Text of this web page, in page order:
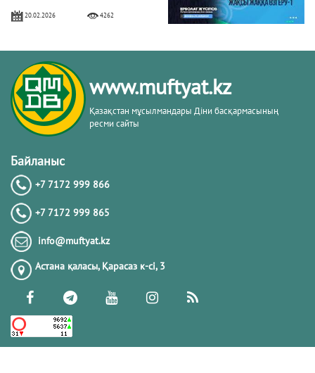
20.02.2026 4262
Жүрек сырлары 2-дәріс. Тәубе
тақырыбы. Әр-рисала әл-Қушайрия
кітабы негізінде
20.02.2026
20.02.2026
РАМАЗАН – РАХЫМ, КЕШІРІМ ЖӘНЕ
ТОЗАҚТАН ҚҰТЫЛУ АЙЫ
19.02.2026 7465
РАМАЗАН ҚАРСАҢЫНДАҒЫ
www.muftyat.kz
Қазақстан мұсылмандары Діни басқармасының
ресми сайты
Байланыс
+7 7172 999 866
+7 7172 999 865
info@muftyat.kz
Астана қаласы, Қарасаз к-сi, 3